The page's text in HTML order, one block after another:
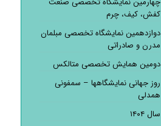
کفش، کیف، چرم
دوازدهمین نمایشگاه تخصصی مبلمان
مدرن و صادراتی
دومین همایش تخصصی متالکس
روز جهانی نمایشگاهها – سمفونی
همدلی
سال ۱۴۰۴